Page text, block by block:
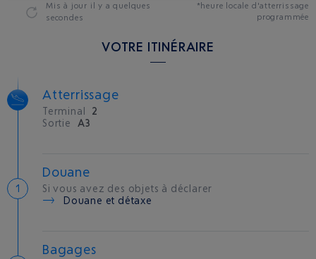
Mis à jour il y a quelques
secondes
*heure locale d'atterrissage
programmée
VOTRE ITINÉRAIRE
Atterrissage
Terminal
2
Sortie
A3
Douane
Si vous avez des objets à déclarer
Douane et détaxe
Bagages